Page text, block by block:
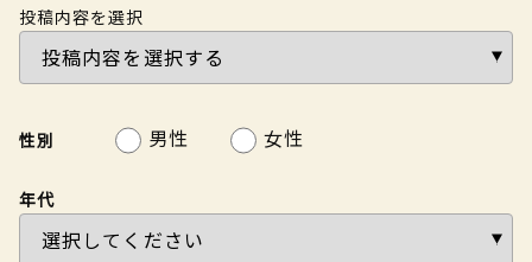
投稿内容を選択
性別 男性 女性
年代